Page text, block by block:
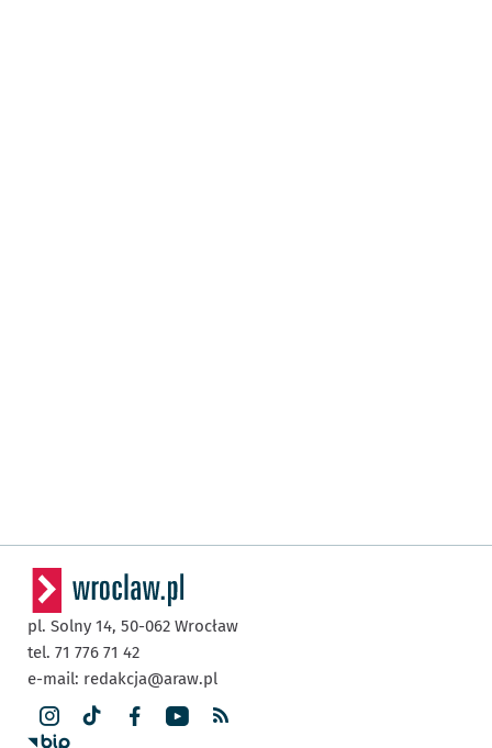
pl. Solny 14, 50-062 Wrocław
tel. 71 776 71 42
e-mail: redakcja@araw.pl